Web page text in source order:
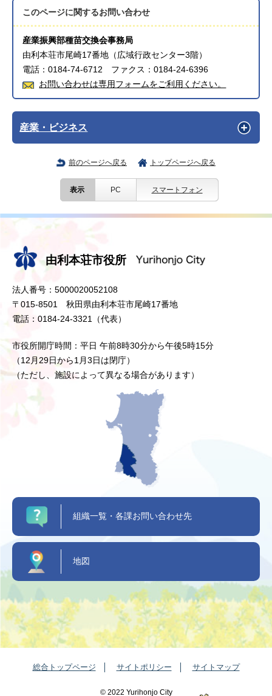
このページに関するお問い合わせ
産業振興部種苗交換会事務局
由利本荘市尾崎17番地（広域行政センター3階）
電話：0184-74-6712 ファクス：0184-24-6396
お問い合わせは専用フォームをご利用ください。
産業・ビジネス
前のページへ戻る トップページへ戻る
表示 PC スマートフォン
由利本荘市役所
法人番号：5000020052108
〒015-8501 秋田県由利本荘市尾崎17番地
電話：0184-24-3321（代表）
市役所開庁時間：平日 午前8時30分から午後5時15分
（12月29日から1月3日は閉庁）
（ただし、施設によって異なる場合があります）
組織一覧・各課お問い合わせ先
地図
総合トップページ サイトポリシー サイトマップ
©️ 2022 Yurihonjo City